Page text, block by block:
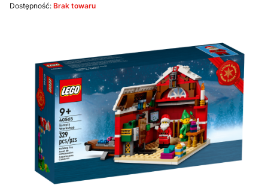
Dostępność: Brak towaru